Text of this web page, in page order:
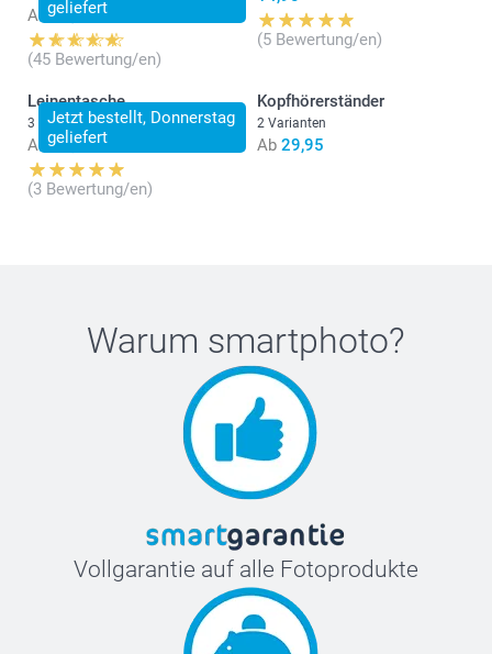
geliefert
Ab 12,95
(45 Bewertung/en)
(5 Bewertung/en)
Jetzt bestellt, Donnerstag
geliefert
Leinentasche
3 Varianten
Ab 13,95
(3 Bewertung/en)
Kopfhörerständer
2 Varianten
Ab 29,95
Warum smartphoto?
Vollgarantie auf alle Fotoprodukte